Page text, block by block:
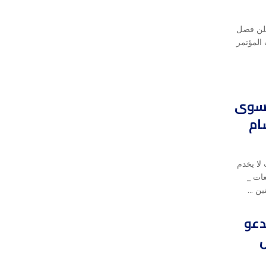
فصل
سوى
لا يخدم
_
...